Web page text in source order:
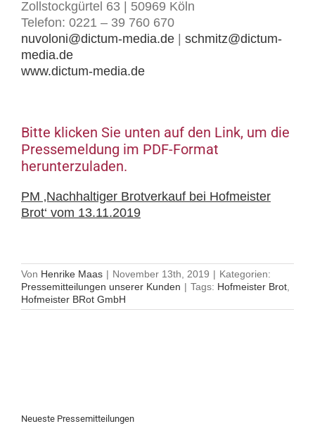
Zollstockgürtel 63 | 50969 Köln
Telefon: 0221 – 39 760 670
nuvoloni@dictum-media.de
schmitz@dictum-
media.de
www.dictum-media.de
Bitte klicken Sie unten auf den Link, um die
Pressemeldung im PDF-Format
herunterzuladen.
PM ‚Nachhaltiger Brotverkauf bei Hofmeister
Brot‘ vom 13.11.2019
Von Henrike Maas | November 13th, 2019 | Kategorien:
Pressemitteilungen unserer Kunden | Tags: Hofmeister Brot,
Hofmeister BRot GmbH
Neueste Pressemitteilungen